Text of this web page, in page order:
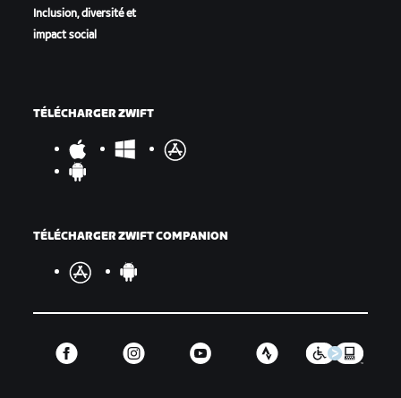
Inclusion, diversité et
impact social
TÉLÉCHARGER ZWIFT
TÉLÉCHARGER ZWIFT COMPANION